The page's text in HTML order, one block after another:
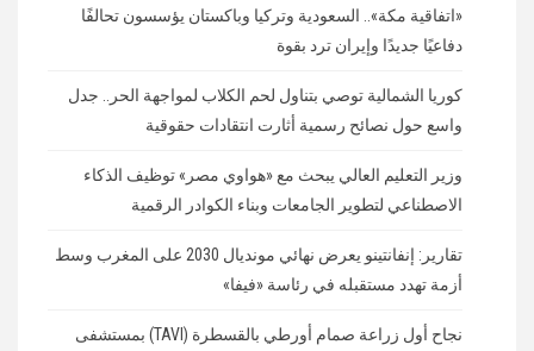
«اتفاقية مكة».. السعودية وتركيا وباكستان يؤسسون تحالفًا
دفاعيًا جديدًا وإيران ترد بقوة
كوريا الشمالية توصي بتناول لحم الكلاب لمواجهة الحر.. جدل
واسع حول نصائح رسمية أثارت انتقادات حقوقية
وزير التعليم العالي يبحث مع «هواوي مصر» توظيف الذكاء
الاصطناعي لتطوير الجامعات وبناء الكوادر الرقمية
تقارير: إنفانتينو يعرض نهائي مونديال 2030 على المغرب وسط
أزمة تهدد مستقبله في رئاسة «فيفا»
نجاح أول زراعة صمام أورطي بالقسطرة (TAVI) بمستشفى